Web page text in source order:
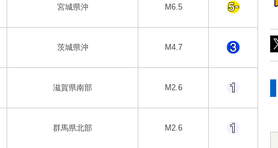
宮城県沖 M6.5
茨城県沖 M4.7
滋賀県南部 M2.6
群馬県北部 M2.6